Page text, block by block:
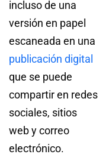
incluso de una
versión en papel
escaneada en una
publicación digital
que se puede
compartir en redes
sociales, sitios
web y correo
electrónico.